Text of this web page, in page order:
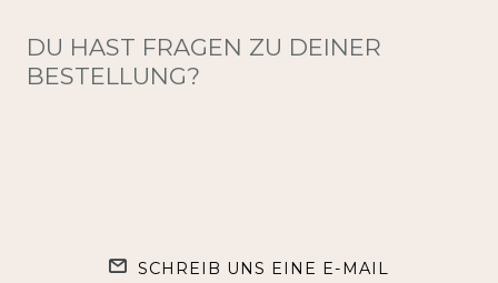
DU HAST FRAGEN ZU DEINER
BESTELLUNG?
SCHREIB UNS EINE E-MAIL